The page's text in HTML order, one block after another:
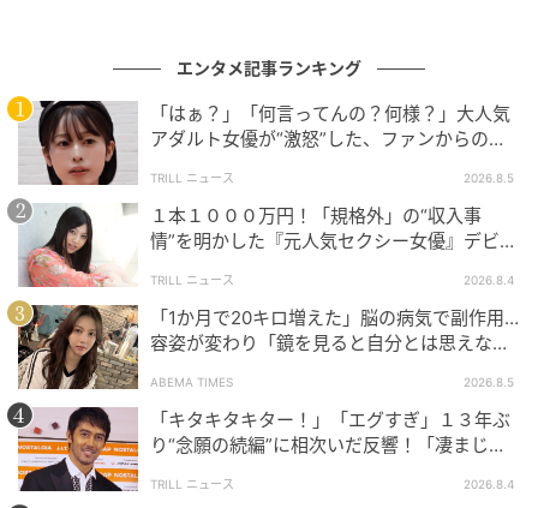
エンタメ記事ランキング
「はぁ？」「何言ってんの？何様？」大人気
アダルト女優が“激怒”した、ファンからの
TRILL ニュース 2026.8.5
１本１０００万円！「規格外」の“収入事
情”を明かした『元人気セクシー女優』デビュ
TRILL ニュース 2026.8.4
「1か月で20キロ増えた」脳の病気で副作用…
容姿が変わり「鏡を見ると自分とは思えなか
ABEMA TIMES 2026.8.5
「キタキタキター！」「エグすぎ」１３年ぶ
り“念願の続編”に相次いだ反響！「凄まじく
TRILL ニュース 2026.8.4